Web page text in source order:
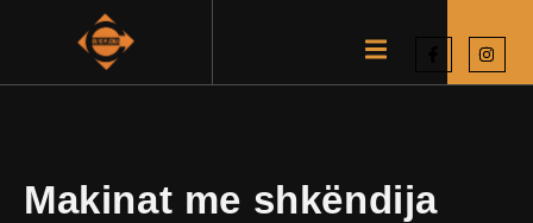
Makinat me shkëndija